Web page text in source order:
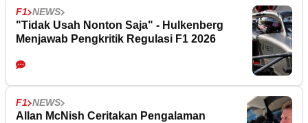
F1 NEWS
"Tidak Usah Nonton Saja" - Hulkenberg
Menjawab Pengkritik Regulasi F1 2026
F1 NEWS
Allan McNish Ceritakan Pengalaman